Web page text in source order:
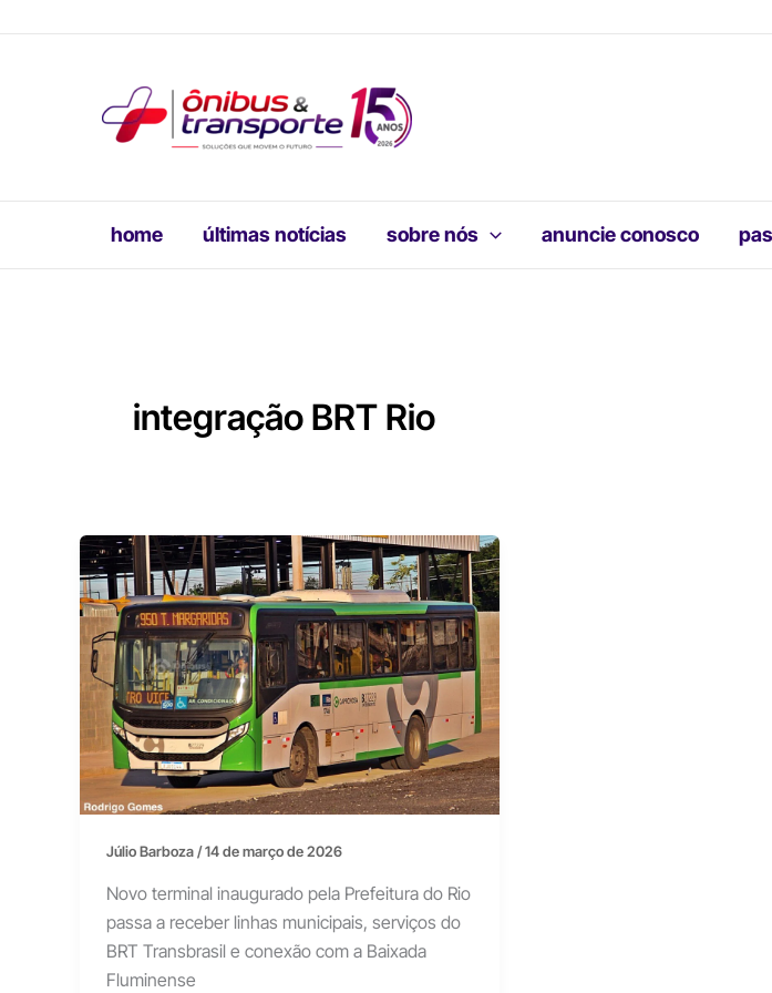
home últimas notícias sobre nós anuncie conosco
integração BRT Rio
Júlio Barboza/14 de março de 2026
Novo terminal inaugurado pela Prefeitura do Rio
passa a receber linhas municipais, serviços do
BRT Transbrasil e conexão com a Baixada
Fluminense